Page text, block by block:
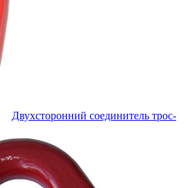
Двухсторонний соединитель трос-